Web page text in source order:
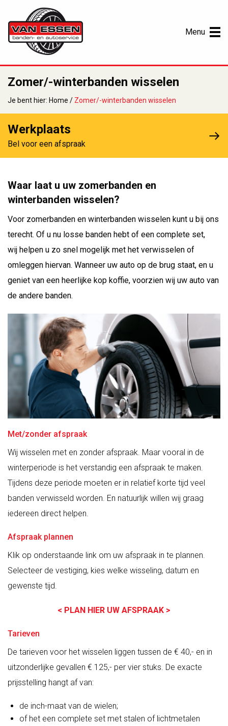
Menu
Zomer/-winterbanden wisselen
Je bent hier: Home / Zomer/-winterbanden wisselen
Werkplaats
Bel voor een afspraak
Waar laat u uw zomerbanden en
winterbanden wisselen?
Voor zomerbanden en winterbanden wisselen kunt u bij ons
terecht. Of u nu losse banden hebt of een complete set,
wij helpen u zo snel mogelijk met het verwisselen of
omleggen hiervan. Wanneer uw auto op de brug staat, en u
geniet van een heerlijke kop koffie, voorzien wij uw auto van
de andere banden.
Met/zonder afspraak
Wij wisselen met en zonder afspraak. Maar vooral in de
winterperiode is het verstandig een afspraak te maken.
Tijdens deze periode moeten er in relatief korte tijd veel
banden verwisseld worden. En natuurlijk willen wij graag
iedereen direct helpen.
Afspraak plannen
Klik op onderstaande link om uw afspraak in te plannen.
Selecteer de vestiging, kies welke wisseling, datum en
gewenste tijd.
< PLAN HIER UW AFSPRAAK >
Tarieven
De tarieven voor het wisselen liggen tussen de € 40,- en in
uitzonderlijke gevallen € 125,- per vier stuks. De exacte
prijsstelling hangt af van:
de inch-maat van de wielen;
of het een complete set met stalen of lichtmetalen